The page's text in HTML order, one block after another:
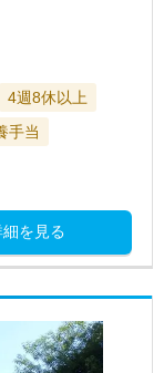
4週8休以上
手当
細を見る